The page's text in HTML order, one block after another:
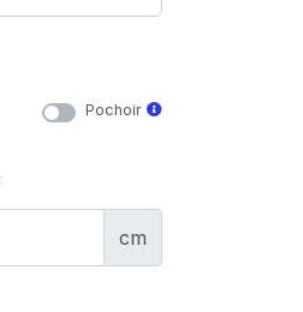
Pochoir
cm